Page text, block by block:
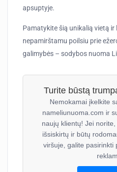
apsuptyje.
Pamatykite šią unikalią vietą
nepamirštamu poilsiu prie
galimybės – sodybos nuoma
Turite būstą
Nemokamai įkelkite
nameliunuoma.com ir
naujų klientų! Jei
išsiskirtų ir būtų
viršuje, galite pasirinkti